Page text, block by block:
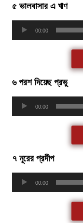
৫ ভালবাসার এ ঋণ
00:00
৬ পরশ দিয়েছ প্রভু
00:00
৭ নূরের প্রদীপ
00:00